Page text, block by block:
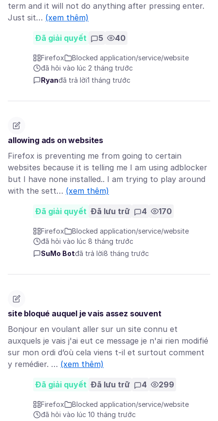
term and it will not do anything after pressing enter.
Just sit… (xem thêm)
Đã giải quyết 5 40
Firefox
Blocked application/service/website
đã hỏi vào lúc 2 tháng trước
Ryanđã trả lời1 tháng trước
allowing ads on websites
Firefox is preventing me from going to certain
websites because it is telling me I am using adblocker
but I have none installed.. I am trying to play around
with the sett… (xem thêm)
Đã giải quyết Đã lưu trữ 4 170
Firefox
Blocked application/service/website
đã hỏi vào lúc 8 tháng trước
SuMo Botđã trả lời8 tháng trước
site bloqué auquel je vais assez souvent
Bonjour en voulant aller sur un site connu et
auxquels je vais j'ai eut ce message je n'ai rien modifié
sur mon ordi d’où cela viens t-il et surtout comment
y remédier. … (xem thêm)
Đã giải quyết Đã lưu trữ 4 299
Firefox
Blocked application/service/website
đã hỏi vào lúc 10 tháng trước